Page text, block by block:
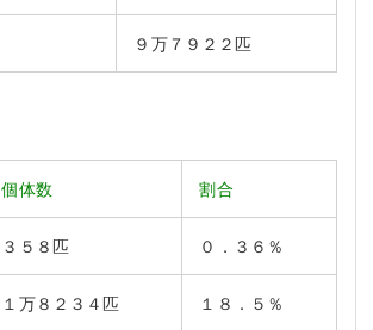
９万７９２２匹
個体数 割合
３５８匹 ０．３６％
１万８２３４匹 １８．５％